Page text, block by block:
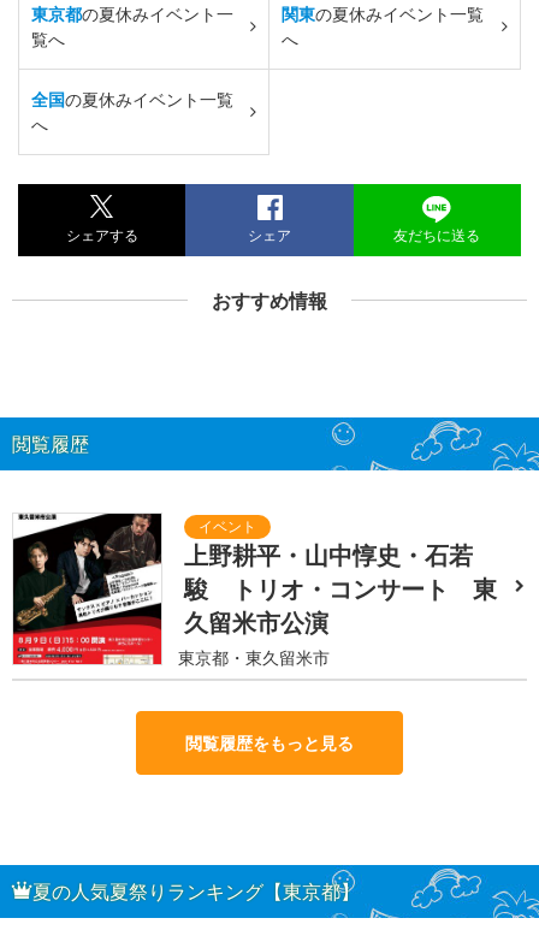
東京都の夏休みイベント一
覧へ
関東の夏休みイベント一覧
へ
全国の夏休みイベント一覧
へ
シェアする シェア 友だちに送る
おすすめ情報
閲覧履歴
上野耕平・山中惇史・石若
駿 トリオ・コンサート 東
久留米市公演
東京都・東久留米市
閲覧履歴をもっと見る
夏の人気夏祭りランキング【東京都】